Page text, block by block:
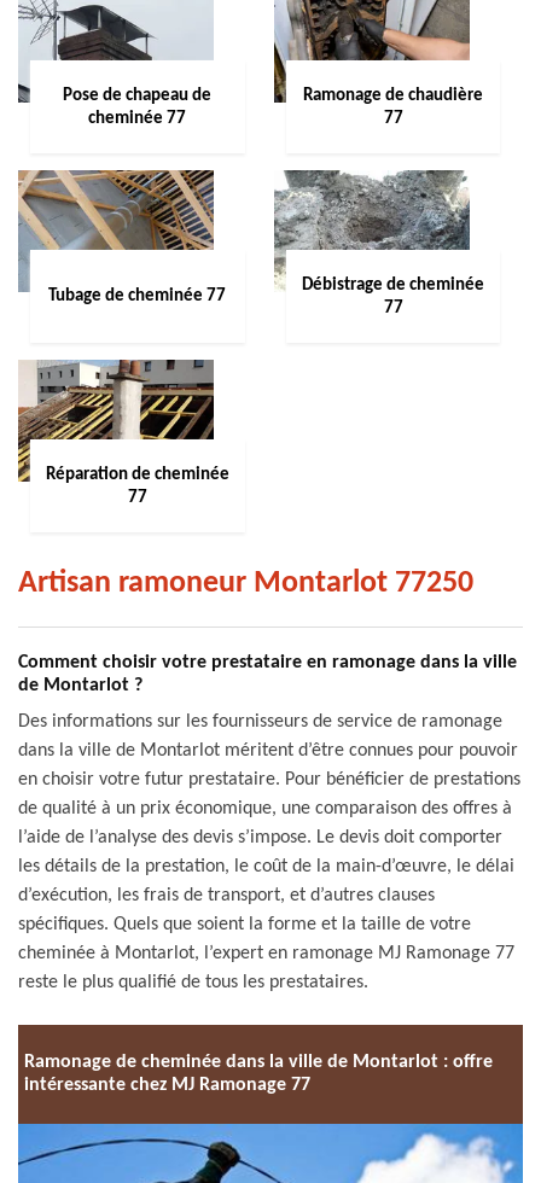
Pose de chapeau de
cheminée 77
Ramonage de chaudière
77
Tubage de cheminée 77
Débistrage de cheminée
77
Réparation de cheminée
77
Artisan ramoneur Montarlot 77250
Comment choisir votre prestataire en ramonage dans la ville
de Montarlot ?
Des informations sur les fournisseurs de service de ramonage
dans la ville de Montarlot méritent d’être connues pour pouvoir
en choisir votre futur prestataire. Pour bénéficier de prestations
de qualité à un prix économique, une comparaison des offres à
l’aide de l’analyse des devis s’impose. Le devis doit comporter
les détails de la prestation, le coût de la main-d’œuvre, le délai
d’exécution, les frais de transport, et d’autres clauses
spécifiques. Quels que soient la forme et la taille de votre
cheminée à Montarlot, l’expert en ramonage MJ Ramonage 77
reste le plus qualifié de tous les prestataires.
Ramonage de cheminée dans la ville de Montarlot : offre
intéressante chez MJ Ramonage 77